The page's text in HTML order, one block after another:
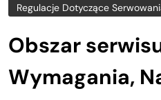
Regulacje Dotyczące
Obszar
Wymagania,